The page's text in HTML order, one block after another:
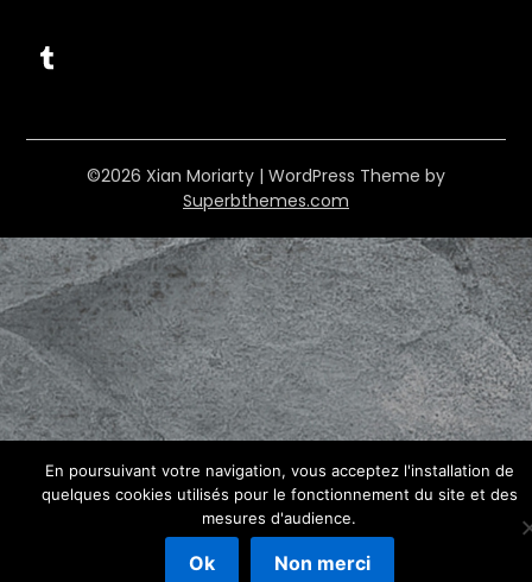
Tumblr
©2026 Xian Moriarty | WordPress Theme by
Superbthemes.com
En poursuivant votre navigation, vous acceptez l'installation de
quelques cookies utilisés pour le fonctionnement du site et des
mesures d'audience.
Ok Non merci